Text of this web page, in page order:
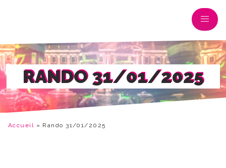
RANDO 31/01/2025
Accueil » Rando 31/01/2025